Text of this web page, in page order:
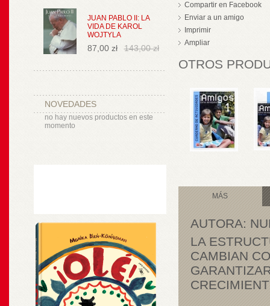
JUAN PABLO II: LA
VIDA DE KAROL
WOJTYLA
87,00 zł 143,00 zł
NOVEDADES
no hay nuevos productos en este
momento
Compartir en Facebook
Enviar a un amigo
Imprimir
Ampliar
OTROS
MÁS
AUTORA:
LA
CAMBIAN